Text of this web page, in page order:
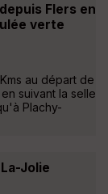
Flers en
verte
au départ de
suivant la selle
Plachy-
Jolie